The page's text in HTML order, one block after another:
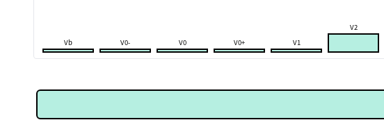
Vb V0- V0 V0+ V1
V2